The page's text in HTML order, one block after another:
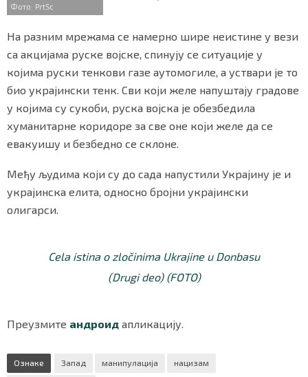
Фото: PrtSc
На разним мрежама се намерно шире неистине у вези
са акцијама руске војске, спинују се ситуације у
којима руски тенкови газе аутомогиле, а уствари је то
био украјински тенк. Сви који желе напуштају градове
у којима су сукоби, руска војска је обезбедила
хуманитарне коридоре за све оне који желе да се
евакуишу и безбедно се склоне.
Међу људима који су до сада напустили Украјину је и
украјинска елита, односно бројни украјински
олигарси.
Cela istina o zločinima Ukrajine u Donbasu
(Drugi deo) (FOTO)
Преузмите андроид апликацију.
Ознаке Запад манипулација
нацизам